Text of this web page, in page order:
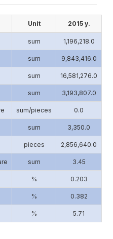
Unit 2015 y.
sum 1,196,218.0
sum 9,843,416.0
sum 16,581,276.0
sum 3,193,807.0
sum/pieces 0.0
sum 3,350.0
pieces 2,856,640.0
sum 3.45
% 0.203
% 0.382
% 5.71